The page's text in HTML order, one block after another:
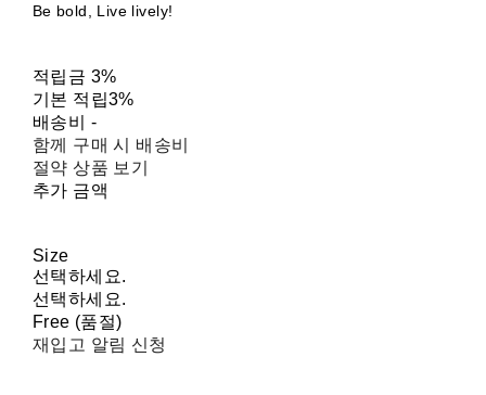
Be bold, Live lively!
적립금 3%
기본 적립3%
배송비 -
함께 구매 시 배송비
절약 상품 보기
추가 금액
Size
선택하세요.
선택하세요.
Free (품절)
재입고 알림 신청